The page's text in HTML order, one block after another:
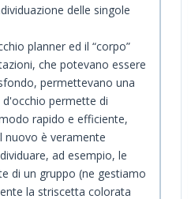
delle singole
planner ed il “corpo”
che potevano essere
permettevano una
permette di
rapido e efficiente,
nuovo è veramente
ad esempio, le
di un gruppo (ne gestiamo
la striscetta colorata